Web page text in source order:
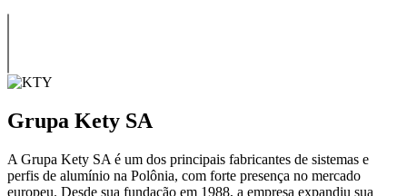
Grupa Kety SA
A Grupa Kety SA é um dos principais fabricantes de sistemas e
perfis de alumínio na Polônia, com forte presença no mercado
europeu. Desde sua fundação em 1988, a empresa expandiu sua